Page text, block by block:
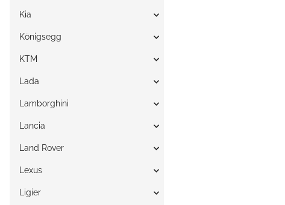
Kia
Königsegg
KTM
Lada
Lamborghini
Lancia
Land Rover
Lexus
Ligier